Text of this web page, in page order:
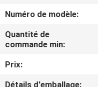
VISITE
D'USINE
CONTRÔLE
Numéro de modèle:
Quantité de
commande min:
Prix:
Détails d'emballage: